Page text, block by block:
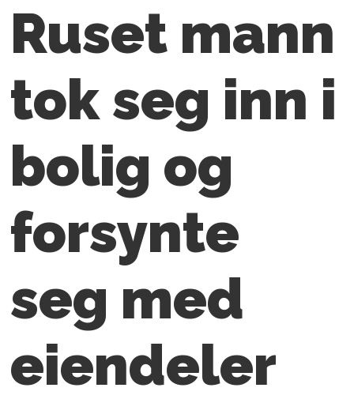
Ruset mann
tok seg inn i
bolig og
forsynte
seg med
eiendeler